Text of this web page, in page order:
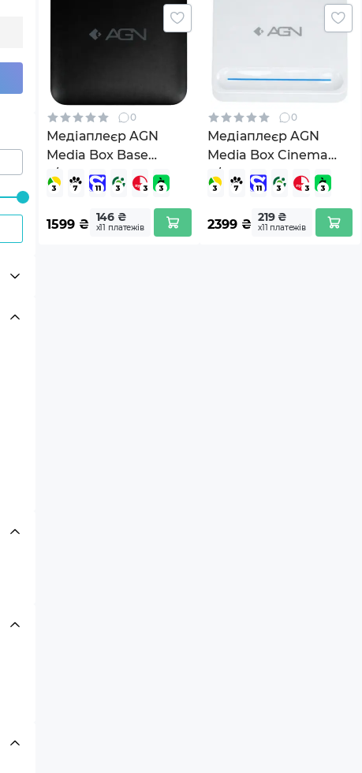
0
Медіаплеєр AGN
Media Box Base
2/16Gb (AGNBASE216)
1599₴ 146 ₴
х11 платежів
0
Медіаплеєр AGN
Media Box Cinema
4/32Gb
(AGNCINEMA432)
2399₴ 219 ₴
х11 платежів